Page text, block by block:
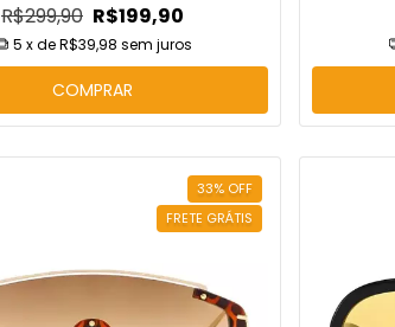
R$299,90 R$199,90
5 x deR$39,98 sem juros
COMPRAR
33% OFF
FRETE GRÁTIS